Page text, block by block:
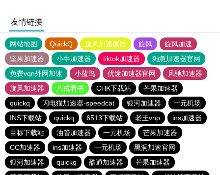
友情链接
网站地图 QuickQ 旋风加速度器 旋风
旋风加速
坚果加速器
小牛加速器 tiktok加速器
狗急加速器官网
免费vqn外网加速
小蓝鸟 优途加速器官网
风驰加速器
旋风加速器
八戒看书 CHK下载站
芒果加速器
quickq
闪电猫加速器-speedcat 银河加速器
一元机场
INS下载站
quickq 6513下载站 老王vnp
ins加速器
目标下载站
油管加速器 一元机场
芒果加速器
CC加速器
ins加速器 一元机场
黑洞加速官网
银河加速器
quickq 酷通加速器
芒果加速器